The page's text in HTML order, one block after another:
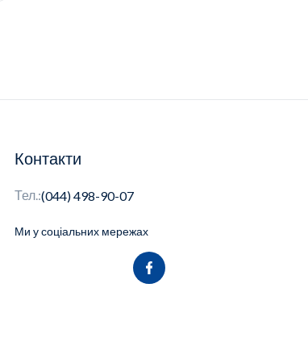
Контакти
Тел.:(044) 498-90-07
Ми у соціальних мережах